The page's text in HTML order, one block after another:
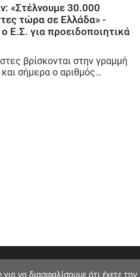
να διασφαλίσουμε ότι έχετε την